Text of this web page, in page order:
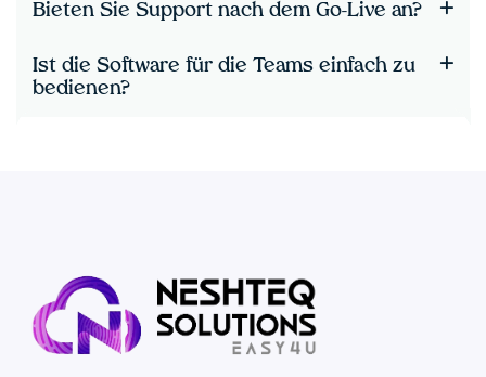
Bieten Sie Support nach dem Go-Live an?
Ist die Software für die Teams einfach zu
bedienen?